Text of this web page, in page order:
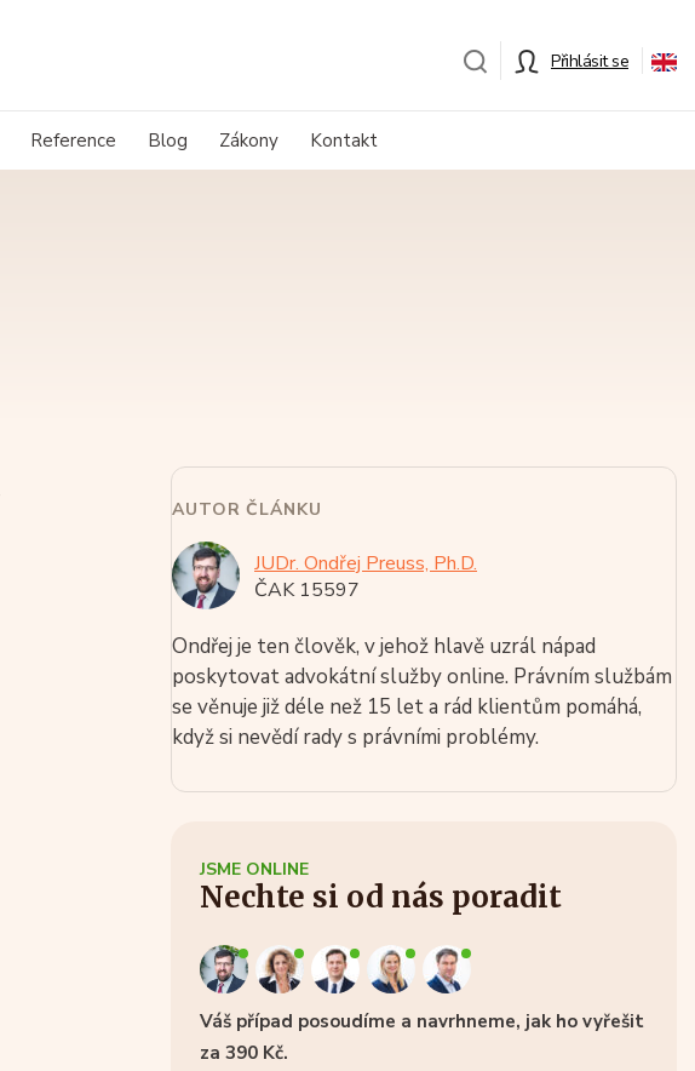
Přihlásit se
Reference Blog Zákony Kontakt
AUTOR ČLÁNKU
JUDr. Ondřej Preuss, Ph.D.
ČAK 15597
Ondřej je ten člověk, v jehož hlavě uzrál nápad
poskytovat advokátní služby online. Právním službám
se věnuje již déle než 15 let a rád klientům pomáhá,
když si nevědí rady s právními problémy.
JSME ONLINE
Nechte si od nás poradit
Váš případ posoudíme a navrhneme, jak ho vyřešit
za 390 Kč.